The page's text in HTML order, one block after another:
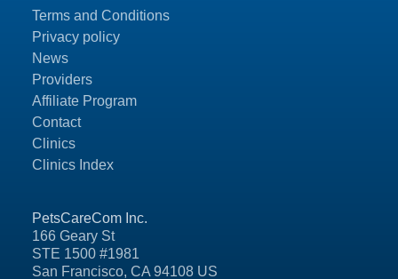
PetsCareCom Inc.
166 Geary St
STE 1500 #1981
San Francisco, CA 94108 US
Terms and Conditions
Privacy policy
News
Providers
Affiliate Program
Contact
Clinics
Clinics Index